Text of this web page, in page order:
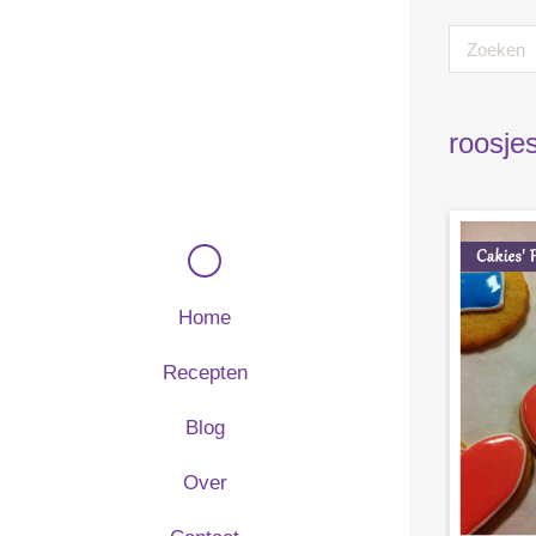
Home
Recepten
Blog
Over